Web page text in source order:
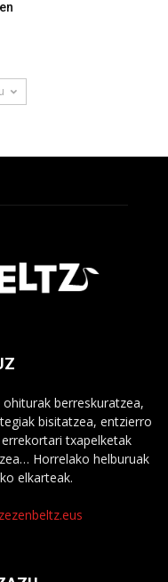
berreskuratzea,
bisitatzea, entzierro
txapelketak
Horrelako helburuak
elkarteak.